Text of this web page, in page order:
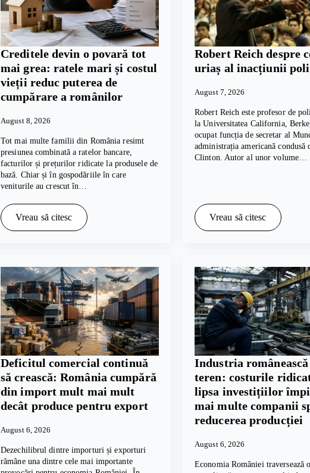
Creditele devin o povară tot
mai grea: ratele mari și costul
vieții reduc puterea de
cumpărare a românilor
August 8, 2026
Tot mai multe familii din România resimt
presiunea combinată a ratelor bancare,
facturilor și prețurilor ridicate la produsele de
bază. Chiar și în gospodăriile în care
veniturile au crescut în…
Vreau să citesc
Robert Reich despre
uriaș al inacțiunii
August 7, 2026
Robert Reich este profesor de
la Universitatea California,
ocupat funcția de secretar al
administrația americană condusă
Clinton. Autor al unor volume…
Vreau să citesc
Deficitul comercial continuă
să crească: România cumpără
din import mult mai mult
decât produce pentru export
August 6, 2026
Dezechilibrul dintre importuri și exporturi
rămâne una dintre cele mai importante
Industria
teren: costurile
lipsa investițiilor
mai multe companii
reducerea producției
August 6, 2026
Economia României traversează